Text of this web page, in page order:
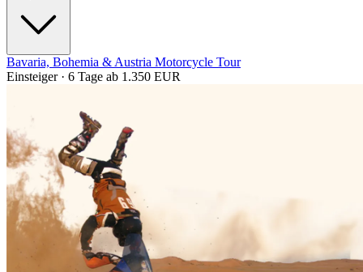
Bavaria, Bohemia & Austria Motorcycle Tour
Einsteiger · 6 Tage ab 1.350 EUR